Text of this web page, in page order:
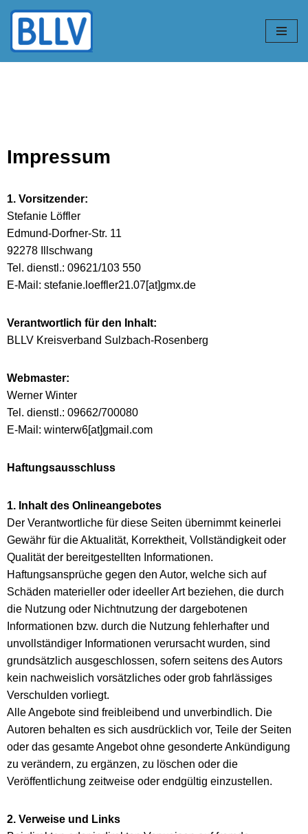
Zum
Inhalt
Impressum
1. Vorsitzender:
Stefanie Löffler
Edmund-Dorfner-Str. 11
92278 Illschwang
Tel. dienstl.: 09621/103 550
E-Mail: stefanie.loeffler21.07[at]gmx.de
Verantwortlich für den Inhalt:
BLLV Kreisverband Sulzbach-Rosenberg
Webmaster:
Werner Winter
Tel. dienstl.: 09662/700080
E-Mail: winterw6[at]gmail.com
Haftungsausschluss
1. Inhalt des Onlineangebotes
Der Verantwortliche für diese Seiten übernimmt keinerlei
Gewähr für die Aktualität, Korrektheit, Vollständigkeit oder
Qualität der bereitgestellten Informationen.
Haftungsansprüche gegen den Autor, welche sich auf
Schäden materieller oder ideeller Art beziehen, die durch
die Nutzung oder Nichtnutzung der dargebotenen
Informationen bzw. durch die Nutzung fehlerhafter und
unvollständiger Informationen verursacht wurden, sind
grundsätzlich ausgeschlossen, sofern seitens des Autors
kein nachweislich vorsätzliches oder grob fahrlässiges
Verschulden vorliegt.
Alle Angebote sind freibleibend und unverbindlich. Die
Autoren behalten es sich ausdrücklich vor, Teile der Seiten
oder das gesamte Angebot ohne gesonderte Ankündigung
zu verändern, zu ergänzen, zu löschen oder die
Veröffentlichung zeitweise oder endgültig einzustellen.
2. Verweise und Links